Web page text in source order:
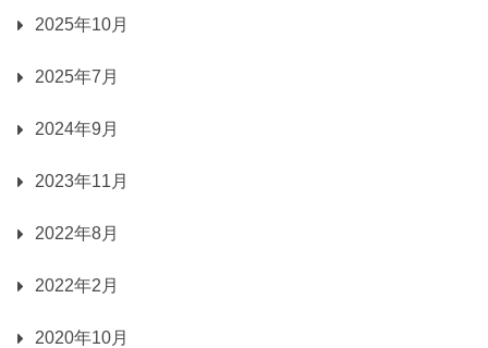
2025年10月
2025年7月
2024年9月
2023年11月
2022年8月
2022年2月
2020年10月